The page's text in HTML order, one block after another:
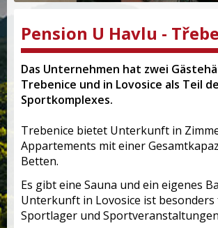
Pension U Havlu -
Das Unternehmen hat zwei
Trebenice und in Lovosice als Teil
Sportkomplexes.
Trebenice bietet Unterkunft in
Appartements mit einer
Betten.
Es gibt eine Sauna und ein eigenes
Unterkunft in Lovosice ist
Sportlager und